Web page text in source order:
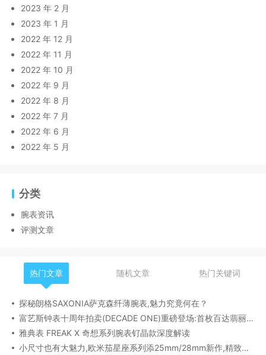
2023 年 2 月
2023 年 1 月
2022 年 12 月
2022 年 11 月
2022 年 10 月
2022 年 9 月
2022 年 8 月
2022 年 7 月
2022 年 6 月
2022 年 5 月
分类
腕表资讯
评测文章
热门文章 随机文章 热门关键词
探秘朗格SAXONIA萨克森纤薄腕表,魅力究竟何在？
富艺斯钟表十周年拍卖(DECADE ONE)重磅登场:首枚百达翡丽1518精钢腕表领衔呈献
雅典表 FREAK X 奇想系列腕表钌晶款深度解读​
小尺寸也有大魅力,欧米茄星座系列添25mm/28mm新作,精致感拉满